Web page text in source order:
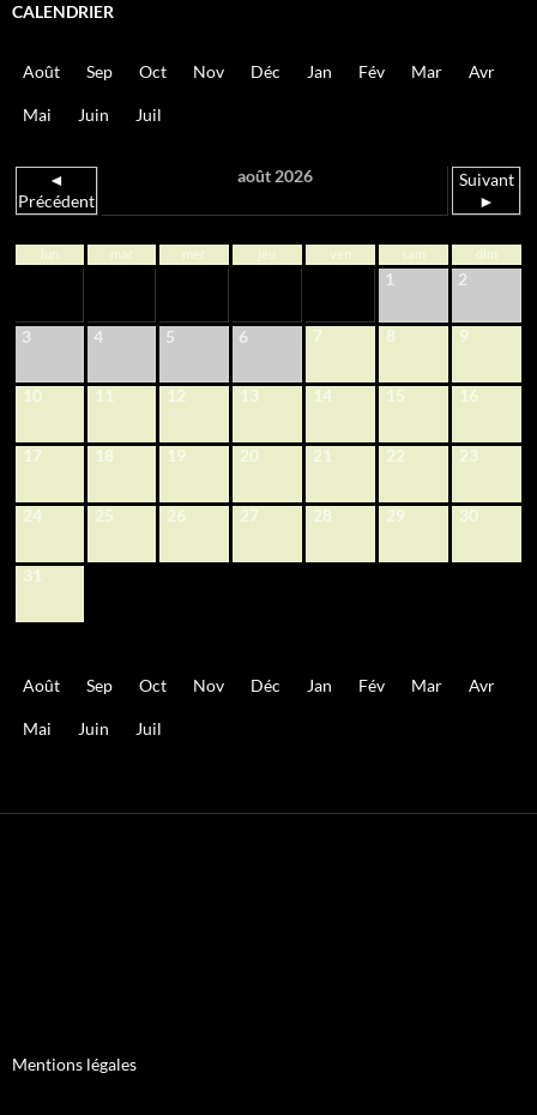
CALENDRIER
Août Sep Oct Nov Déc Jan Fév Mar Avr
Mai Juin Juil
◄
Précédent
août 2026
Suivant
►
lun mar mer jeu ven sam dim
1 2
3 4 5 6 7 8 9
10 11 12 13 14 15 16
17 18 19 20 21 22 23
24 25 26 27 28 29 30
31
Août Sep Oct Nov Déc Jan Fév Mar Avr
Mai Juin Juil
Mentions légales